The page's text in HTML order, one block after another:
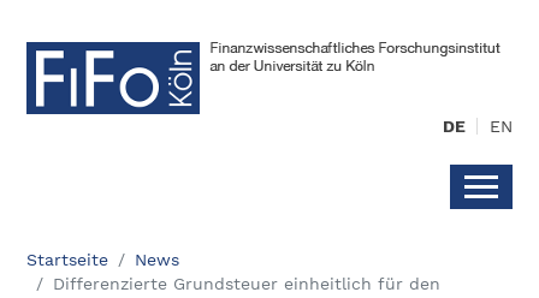
DE EN
Startseite
News
Differenzierte Grundsteuer einheitlich für den